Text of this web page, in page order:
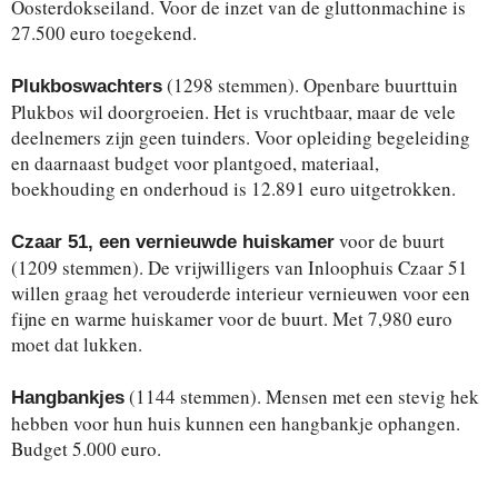
Oosterdokseiland. Voor de inzet van de gluttonmachine is
27.500 euro toegekend.
Plukboswachters (1298 stemmen). Openbare buurttuin
Plukbos wil doorgroeien. Het is vruchtbaar, maar de vele
deelnemers zijn geen tuinders. Voor opleiding begeleiding
en daarnaast budget voor plantgoed, materiaal,
boekhouding en onderhoud is 12.891 euro uitgetrokken.
Czaar 51, een vernieuwde huiskamer voor de buurt
(1209 stemmen). De vrijwilligers van Inloophuis Czaar 51
willen graag het verouderde interieur vernieuwen voor een
fijne en warme huiskamer voor de buurt. Met 7,980 euro
moet dat lukken.
Hangbankjes (1144 stemmen). Mensen met een stevig hek
hebben voor hun huis kunnen een hangbankje ophangen.
Budget 5.000 euro.